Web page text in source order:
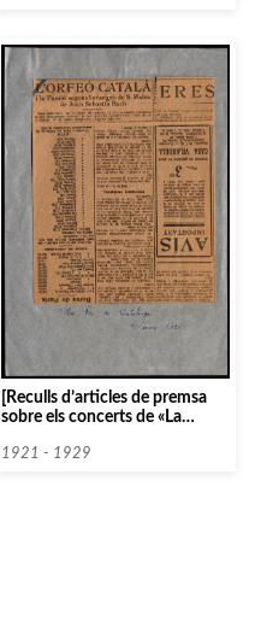
[Reculls d’articles de premsa
sobre els concerts de «La
Bach per l’Orfeó Català]
1921 - 1929